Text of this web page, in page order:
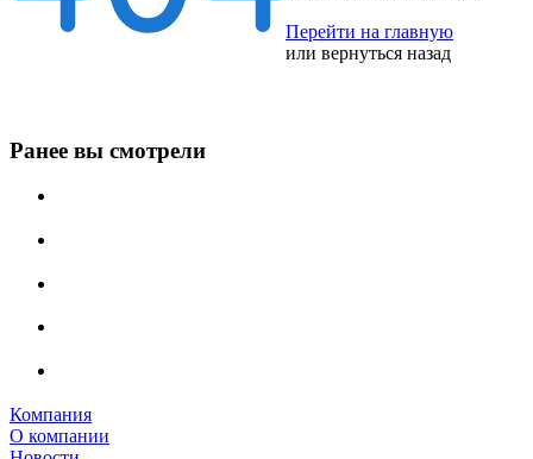
Перейти на главную
или вернуться назад
Ранее вы смотрели
Компания
О компании